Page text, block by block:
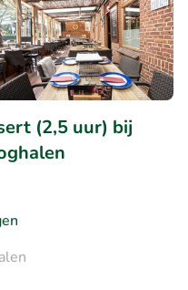
(2,5 uur) bij